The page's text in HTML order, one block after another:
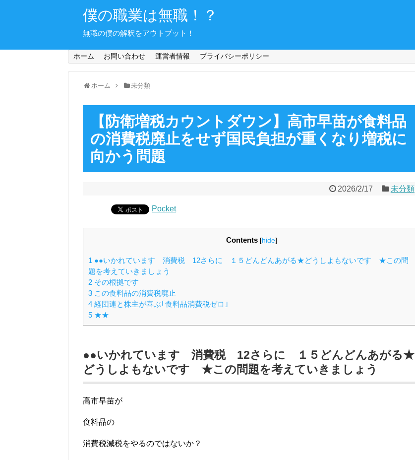
僕の職業は無職！？
無職の僕の解釈をアウトプット！
ホーム お問い合わせ 運営者情報 プライバシーポリシー
ホーム 未分類
【防衛増税カウントダウン】高市早苗が食料品
の消費税廃止をせず国民負担が重くなり増税に
向かう問題
2026/2/17 未分類
Pocket
Contents [hide]
1 ●●いかれています 消費税 12さらに １５どんどんあがる★どうしよもないです ★この問
題を考えていきましょう
2 その根拠です
3 この食料品の消費税廃止
4 経団連と株主が喜ぶ｢食料品消費税ゼロ｣
5 ★★
●●いかれています 消費税 12さらに １５どんどんあがる★
どうしよもないです ★この問題を考えていきましょう
高市早苗が
食料品の
消費税減税をやるのではないか？